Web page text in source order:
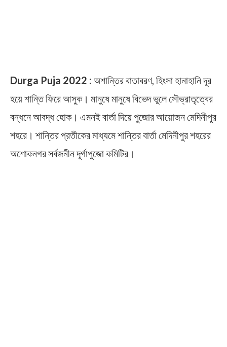
Durga Puja 2022 : অশান্তির বাতাবরণ, হিংসা হানাহানি দূর
হয়ে শান্তি ফিরে আসুক। মানুষে মানুষে বিভেদ ভুলে সৌভ্রাতৃত্বের
বন্ধনে আবদ্ধ হোক। এমনই বার্তা দিয়ে পুজোর আয়োজন মেদিনীপুর
শহরে। শান্তির প্রতীকের মাধ্যমে শান্তির বার্তা মেদিনীপুর শহরের
অশোকনগর সর্বজনীন দূর্গাপুজো কমিটির।